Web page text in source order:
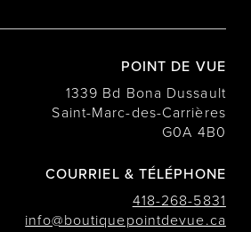
POINT DE VUE
1339 Bd Bona Dussault
Saint-Marc-des-Carrières
G0A 4B0
COURRIEL & TÉLÉPHONE
418-268-5831
info@boutiquepointdevue.ca